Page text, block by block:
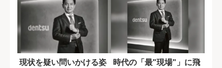
現状を疑い問いかける姿
時代の「最"現場"」に飛